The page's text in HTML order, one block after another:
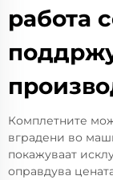
работа
Комплетните
вградени во
покажуваат
оправдува